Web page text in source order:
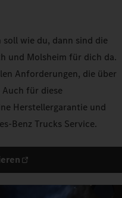
soll wie du, dann sind die
und Molsheim für dich da.
Anforderungen, die über
für diese
Herstellergarantie und
Trucks Service.